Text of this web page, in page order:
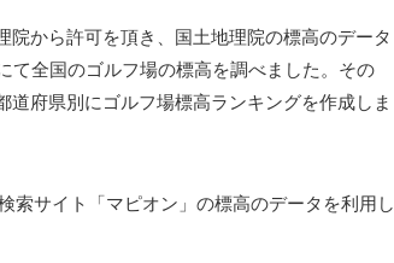
から許可を頂き、国土地理院の標高のデータ
て全国のゴルフ場の標高を調べました。その
府県別にゴルフ場標高ランキングを作成しま
索サイト「マピオン」の標高のデータを利用し